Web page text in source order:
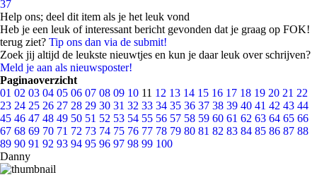
37
Help ons; deel dit item als je het leuk vond
Heb je een leuk of interessant bericht gevonden dat je graag op FOK!
terug ziet? Tip ons dan via de submit!
Zoek jij altijd de leukste nieuwtjes en kun je daar leuk over schrijven?
Meld je aan als nieuwsposter!
Paginaoverzicht
01 02 03 04 05 06 07 08 09 10 11 12 13 14 15 16 17 18 19 20 21 22
23 24 25 26 27 28 29 30 31 32 33 34 35 36 37 38 39 40 41 42 43 44
45 46 47 48 49 50 51 52 53 54 55 56 57 58 59 60 61 62 63 64 65 66
67 68 69 70 71 72 73 74 75 76 77 78 79 80 81 82 83 84 85 86 87 88
89 90 91 92 93 94 95 96 97 98 99 100
Danny